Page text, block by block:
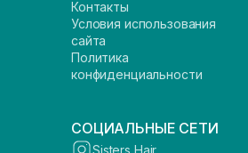
Контакты
Условия использования
сайта
Политика
конфиденциальности
СОЦИАЛЬНЫЕ СЕТИ
Sisters Hair